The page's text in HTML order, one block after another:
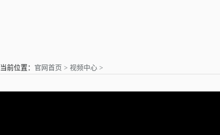
当前位置： 官网首页 > 视频中心 >